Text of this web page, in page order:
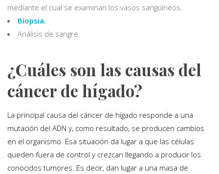
mediante el cual se examinan los vasos sanguíneos.
Biopsia.
Análisis de sangre.
¿Cuáles son las causas del
cáncer de hígado?
La principal causa del cáncer de hígado responde a una
mutación del ADN y, como resultado, se producen cambios
en el organismo. Esa situación da lugar a que las células
queden fuera de control y crezcan llegando a producir los
conocidos tumores. Es decir, dan lugar a una masa de